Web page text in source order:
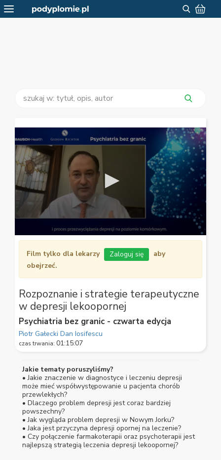
hour,
15
seconds
Film tylko dla lekarzy Zaloguj się
aby
obejrzeć.
Rozpoznanie i strategie terapeutyczne
w depresji lekoopornej
Psychiatria bez granic - czwarta edycja
Piotr Gałecki Dan Iosifescu
czas trwania: 01:15:07
Jakie tematy poruszyliśmy?
• Jakie znaczenie w diagnostyce i leczeniu depresji
może mieć współwystępowanie u pacjenta chorób
przewlekłych?
• Dlaczego problem depresji jest coraz bardziej
powszechny?
• Jak wygląda problem depresji w Nowym Jorku?
• Jaka jest przyczyna depresji opornej na leczenie?
• Czy połączenie farmakoterapii oraz psychoterapii jest
najlepszą strategią leczenia depresji lekoopornej?